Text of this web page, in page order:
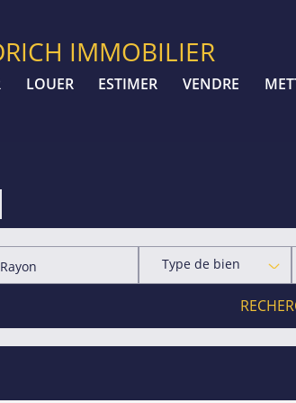
IMMOBILIER
LOUER ESTIMER VENDRE
Rayon Type de bien